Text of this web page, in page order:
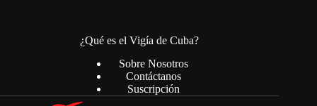
¿Qué es el Vigía de Cuba?
Sobre Nosotros
Contáctanos
Suscripción